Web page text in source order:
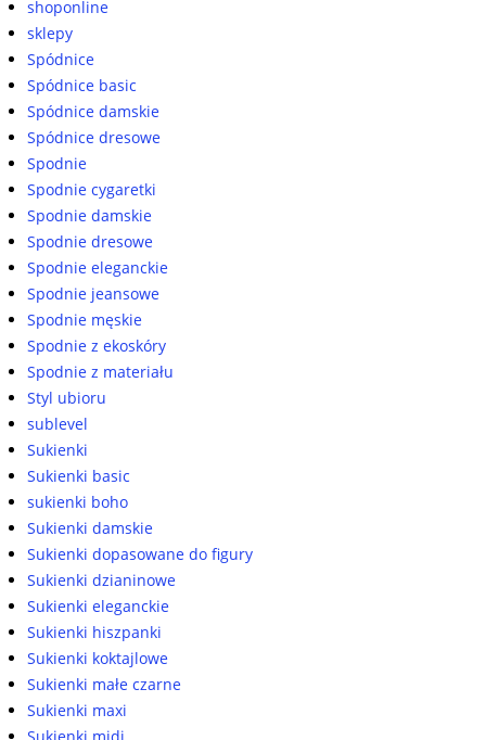
shoponline
sklepy
Spódnice
Spódnice basic
Spódnice damskie
Spódnice dresowe
Spodnie
Spodnie cygaretki
Spodnie damskie
Spodnie dresowe
Spodnie eleganckie
Spodnie jeansowe
Spodnie męskie
Spodnie z ekoskóry
Spodnie z materiału
Styl ubioru
sublevel
Sukienki
Sukienki basic
sukienki boho
Sukienki damskie
Sukienki dopasowane do figury
Sukienki dzianinowe
Sukienki eleganckie
Sukienki hiszpanki
Sukienki koktajlowe
Sukienki małe czarne
Sukienki maxi